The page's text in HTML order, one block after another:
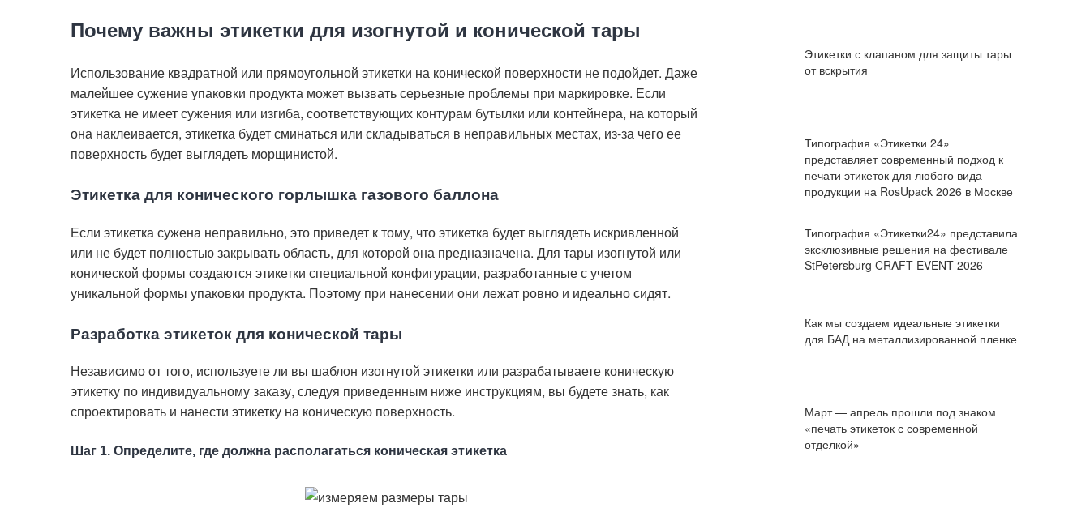
Почему важны этикетки для изогнутой и конической тары
Использование квадратной или прямоугольной этикетки на конической поверхности не подойдет. Даже
малейшее сужение упаковки продукта может вызвать серьезные проблемы при маркировке. Если
этикетка не имеет сужения или изгиба, соответствующих контурам бутылки или контейнера, на который
она наклеивается, этикетка будет сминаться или складываться в неправильных местах, из-за чего ее
поверхность будет выглядеть морщинистой.
Этикетка для конического горлышка газового баллона
Если этикетка сужена неправильно, это приведет к тому, что этикетка будет выглядеть искривленной
или не будет полностью закрывать область, для которой она предназначена. Для тары изогнутой или
конической формы создаются этикетки специальной конфигурации, разработанные с учетом
уникальной формы упаковки продукта. Поэтому при нанесении они лежат ровно и идеально сидят.
Разработка этикеток для конической тары
Независимо от того, используете ли вы шаблон изогнутой этикетки или разрабатываете коническую
этикетку по индивидуальному заказу, следуя приведенным ниже инструкциям, вы будете знать, как
спроектировать и нанести этикетку на коническую поверхность.
Шаг 1. Определите, где должна располагаться коническая этикетка
Этикетки с клапаном для защиты тары
от вскрытия
Типография «Этикетки 24»
представляет современный подход к
печати этикеток для любого вида
продукции на RosUpack 2026 в Москве
Типография «Этикетки24» представила
эксклюзивные решения на фестивале
StPetersburg CRAFT EVENT 2026
Как мы создаем идеальные этикетки
для БАД на металлизированной пленке
Март — апрель прошли под знаком
«печать этикеток с современной
отделкой»